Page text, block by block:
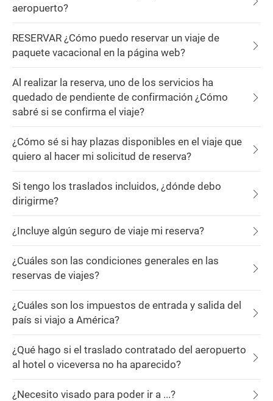
aeropuerto?
RESERVAR ¿Cómo puedo reservar un viaje de
paquete vacacional en la página web?
Al realizar la reserva, uno de los servicios ha
quedado de pendiente de confirmación ¿Cómo
sabré si se confirma el viaje?
¿Cómo sé si hay plazas disponibles en el viaje que
quiero al hacer mi solicitud de reserva?
Si tengo los traslados incluidos, ¿dónde debo
dirigirme?
¿Incluye algún seguro de viaje mi reserva?
¿Cuáles son las condiciones generales en las
reservas de viajes?
¿Cuáles son los impuestos de entrada y salida del
país si viajo a América?
¿Qué hago si el traslado contratado del aeropuerto
al hotel o viceversa no ha aparecido?
¿Necesito visado para poder ir a ...?